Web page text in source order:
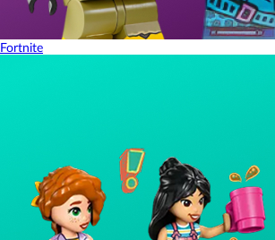
Fortnite